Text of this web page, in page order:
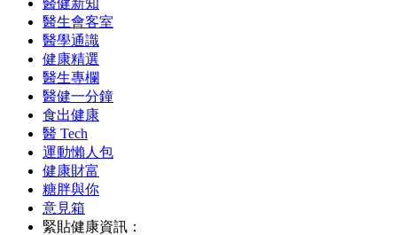
醫生會客室
醫學通識
健康精選
醫生專欄
醫健一分鐘
食出健康
醫 Tech
運動懶人包
健康財富
糖胖與你
意見箱
緊貼健康資訊：